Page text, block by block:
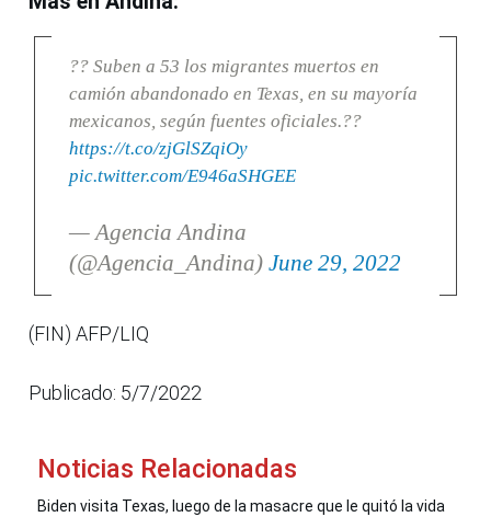
?? Suben a 53 los migrantes muertos en
camión abandonado en Texas, en su mayoría
mexicanos, según fuentes oficiales.??
https://t.co/zjGlSZqiOy
pic.twitter.com/E946aSHGEE
— Agencia Andina
(@Agencia_Andina) June 29, 2022
(FIN) AFP/LIQ
Publicado: 5/7/2022
Noticias Relacionadas
Biden visita Texas, luego de la masacre que le quitó la vida